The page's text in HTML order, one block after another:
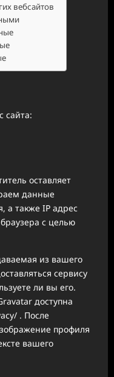
вебсайтов
сайта:
оставляет
данные
а также IP адрес
с целью
из вашего
сервису
ли вы его.
доступна
. После
профиля
вашего